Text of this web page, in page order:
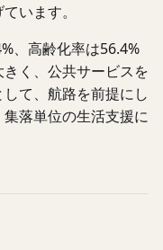
います。
、高齢化率は56.4%
く、公共サービスを
て、航路を前提にし
落単位の生活支援に